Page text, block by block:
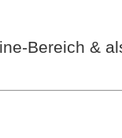
Bereich &